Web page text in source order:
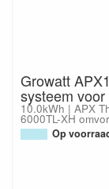
Growatt
systeem
10.0kWh | APX
6000TL-XH
Op